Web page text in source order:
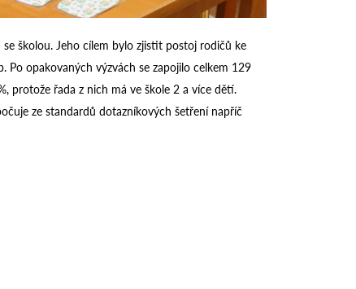
školou. Jeho cílem bylo zjistit postoj rodičů ke
Po opakovaných výzvách se zapojilo celkem 129
protože řada z nich má ve škole 2 a více dětí.
ze standardů dotazníkových šetření napříč